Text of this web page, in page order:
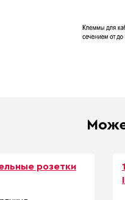
розетки